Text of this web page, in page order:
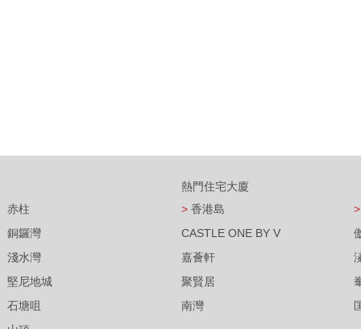
赤柱
銅鑼灣
淺水灣
堅尼地城
石塘咀
熱門住宅大廈
> 香港島
CASTLE ONE BY V
嘉薈軒
聚賢居
南灣
>